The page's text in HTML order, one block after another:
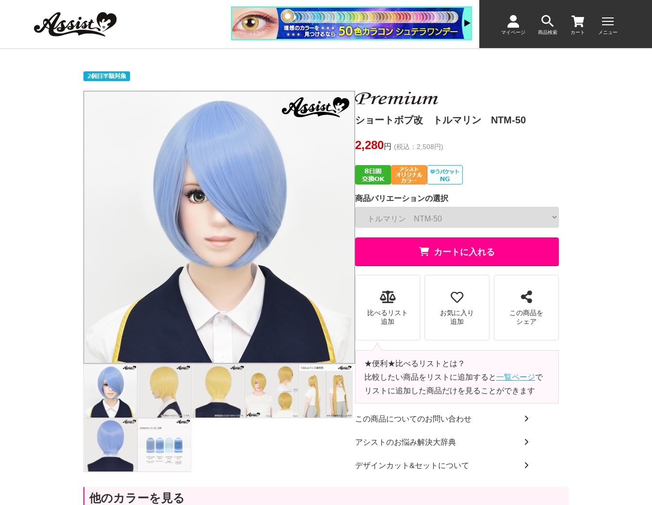
マイページ 商品検索 カート メニュー
ショートボブ改 トルマリン NTM-50
2,280円 (税込：2,508円)
商品バリエーションの選択
カートに入れる
比べるリスト
追加
お気に入り
追加
この商品を
シェア
★便利★比べるリストとは？
比較したい商品をリストに追加すると一覧ページで
リストに追加した商品だけを見ることができます
この商品についてのお問い合わせ
アシストのお悩み解決大辞典
デザインカット&セットについて
他のカラーを見る